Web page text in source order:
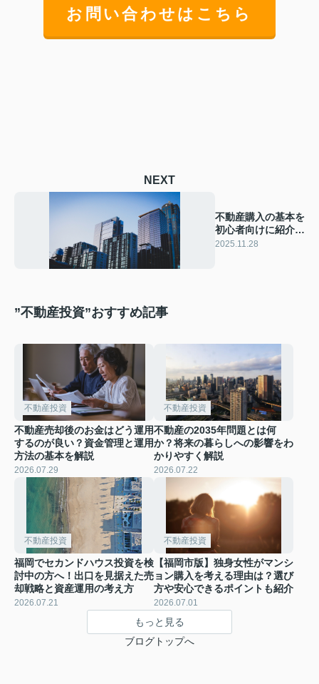
お問い合わせはこちら
NEXT
不動産購入の基本を
初心者向けに紹介！
失敗しないための注
2025.11.28
”不動産投資”おすすめ記事
不動産投資
不動産売却後のお金はどう運用
するのが良い？資金管理と運用
方法の基本を解説
2026.07.29
不動産投資
不動産の2035年問題とは何
か？将来の暮らしへの影響をわ
かりやすく解説
2026.07.22
不動産投資
福岡でセカンドハウス投資を検
討中の方へ！出口を見据えた売
却戦略と資産運用の考え方
2026.07.21
不動産投資
【福岡市版】独身女性がマンシ
ョン購入を考える理由は？選び
方や安心できるポイントも紹介
2026.07.01
もっと見る
ブログトップへ